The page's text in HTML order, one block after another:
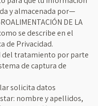
y almacenada por—
DE LA
se describe en el
de Privacidad.
del tratamiento por parte
de captura de
solicita datos
nombre y apellidos,